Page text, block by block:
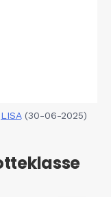
LISA(30-06-2025)